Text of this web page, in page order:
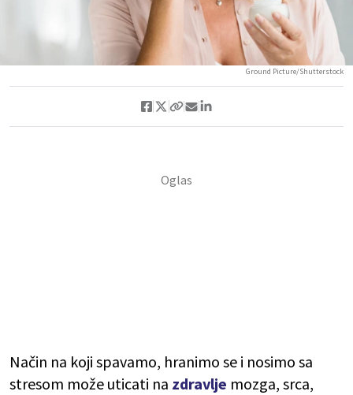
Ground Picture/Shutterstock
Način na koji spavamo, hranimo se i nosimo sa
stresom može uticati na zdravlje mozga, srca,